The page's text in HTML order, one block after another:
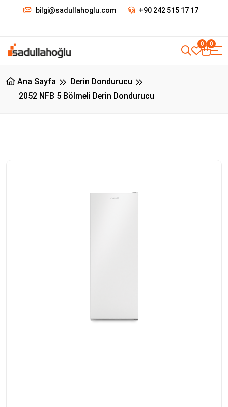
bilgi@sadullahoglu.com +90 242 515 17 17
0 0
Ana Sayfa
Derin Dondurucu
2052 NFB 5 Bölmeli Derin Dondurucu